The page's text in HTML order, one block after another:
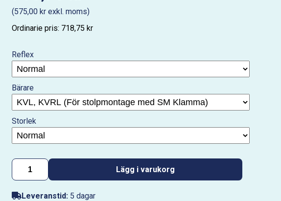
(575,00 kr exkl. moms)
Ordinarie pris: 718,75 kr
Reflex
Bärare
Storlek
Lägg i varukorg
Leveranstid: 5 dagar